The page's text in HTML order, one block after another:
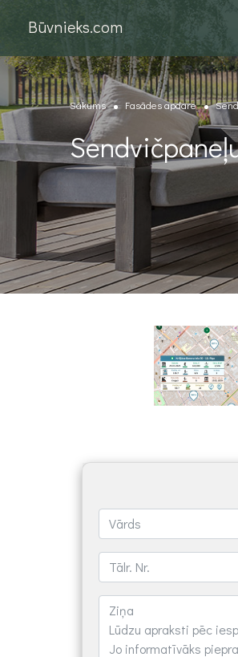
Būvnieks.com
Sākums Fasādes apdare